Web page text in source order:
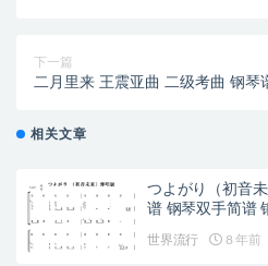
下一篇
二月里来 王震亚曲 二级考曲 钢琴
相关文章
つよがり（初音
谱 钢琴双手简谱
世界流行 8 年前